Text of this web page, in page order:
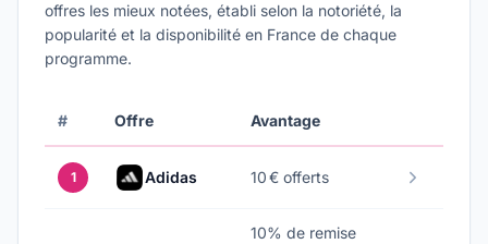
offres les mieux notées, établi selon la notoriété, la
popularité et la disponibilité en France de chaque
programme.
# Offre Avantage
1 Adidas 10 € offerts
10% de remise